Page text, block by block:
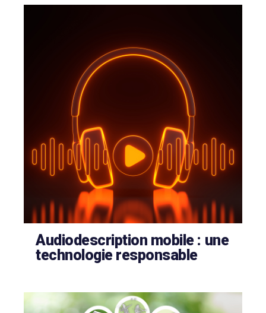
Audiodescription mobile : une
technologie responsable